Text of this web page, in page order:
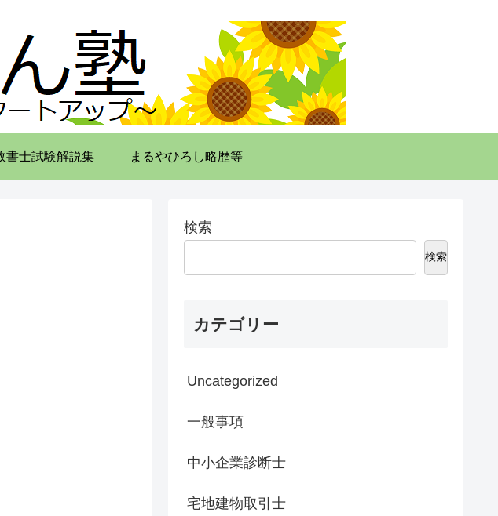
書士試験解説集 まるやひろし略歴等
検索
検索
カテゴリー
Uncategorized
一般事項
中小企業診断士
宅地建物取引士